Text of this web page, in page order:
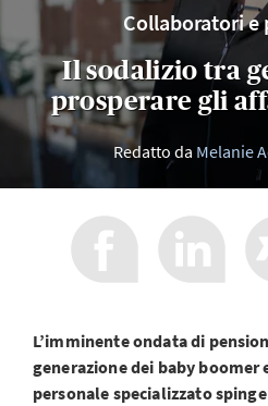
Collaboratori e
Il sodalizio tra
prosperare gli
Redatto da Melanie
L’imminente ondata di
generazione dei baby boomer
personale specializzato